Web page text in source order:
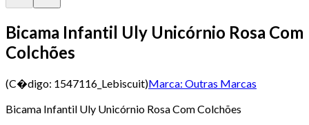
Bicama Infantil Uly Unicórnio Rosa Com
Colchões
(C�digo: 1547116_Lebiscuit)Marca: Outras Marcas
Bicama Infantil Uly Unicórnio Rosa Com Colchões